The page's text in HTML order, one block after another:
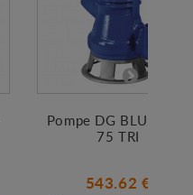
Pompe DG BLUE PRO
75 TRI
543.62 €